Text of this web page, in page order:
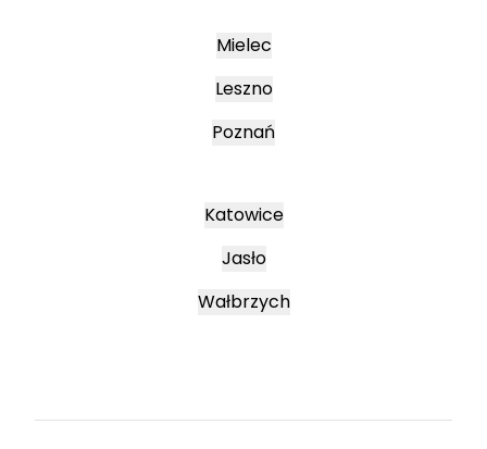
Mielec
Leszno
Poznań
Katowice
Jasło
Wałbrzych